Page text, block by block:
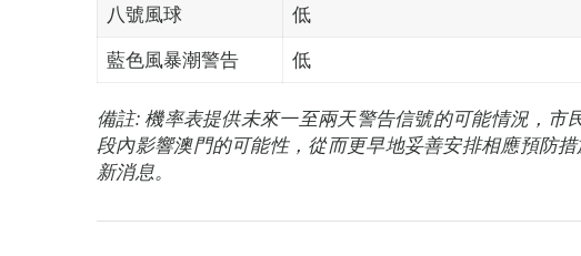
八號風球
低
藍色風暴潮警告
低
備註: 機率表提供未來一至兩天警告信號的可能情況，市
段內影響澳門的可能性，從而更早地妥善安排相應預防
新消息。